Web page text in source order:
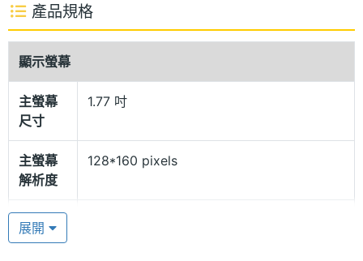
手，搭配高彩度的主螢幕顯示，以及 130萬 CMOS 數
陽光、鎢絲燈以及曝光補償、夜拍模式等所有功能一
應具全，強大的影音同步錄影功能，還可選擇錄影時
間、檔案大小、是否錄音以及影片壓縮格式等，讓你
在使用時功能時，能輕鬆拍出超水準作品。
美學與實用並行
產品規格
顯示螢幕
主螢幕
尺寸
1.77 吋
主螢幕
解析度
128*160 pixels
主螢幕
材質
展開